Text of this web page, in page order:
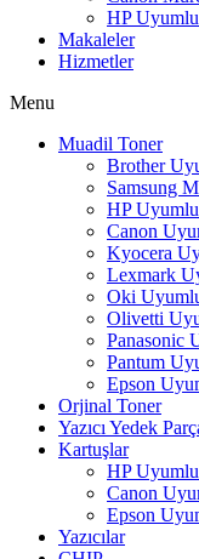
HP
Makaleler
Hizmetler
Menu
Muadil Toner
Brother
Samsung
HP
Canon
Kyocera
Lexmark
Oki
Olivetti
Panasonic
Pantum
Epson
Orjinal Toner
Yazıcı Yedek
Kartuşlar
HP
Canon
Epson
Yazıcılar